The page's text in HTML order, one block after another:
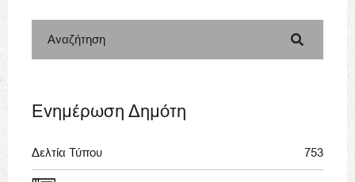
Αναζήτηση
Ενημέρωση Δημότη
Δελτία Τύπου 753